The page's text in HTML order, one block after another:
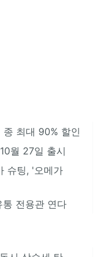
종 최대 90% 할인
월 27일 출시
슈팅, '오메가
전용관 연다